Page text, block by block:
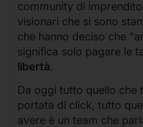
community di
visionari che si sono
che hanno deciso che
significa solo pagare le
libertà.
Da oggi tutto quello che
portata di click, tutto
avere è un team che